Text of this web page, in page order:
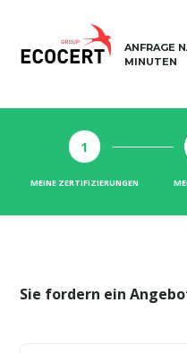
ANFRAGE
MINUTEN
1
MEINE ZERTIFIZIERUNGEN
Sie fordern ein